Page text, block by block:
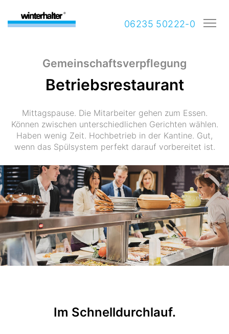
06235 50222-0
Gemeinschaftsverpflegung
Betriebsrestaurant
Mittagspause. Die Mitarbeiter gehen zum Essen.
Können zwischen unterschiedlichen Gerichten wählen.
Haben wenig Zeit. Hochbetrieb in der Kantine. Gut,
wenn das Spülsystem perfekt darauf vorbereitet ist.
Im Schnelldurchlauf.